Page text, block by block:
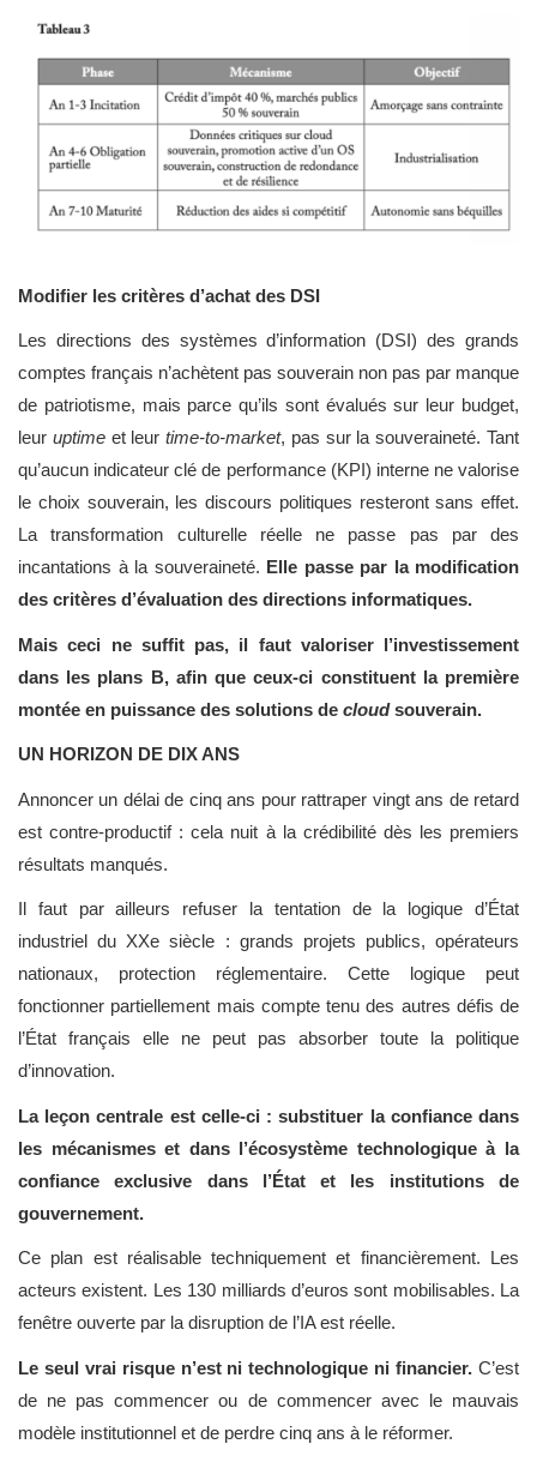
Modifier les critères d’achat des DSI
Les directions des systèmes d’information (DSI) des grands
comptes français n’achètent pas souverain non pas par manque
de patriotisme, mais parce qu’ils sont évalués sur leur budget,
leur uptime et leur time-to-market, pas sur la souveraineté. Tant
qu’aucun indicateur clé de performance (KPI) interne ne valorise
le choix souverain, les discours politiques resteront sans effet.
La transformation culturelle réelle ne passe pas par des
incantations à la souveraineté. Elle passe par la modification
des critères d’évaluation des directions informatiques.
Mais ceci ne suffit pas, il faut valoriser l’investissement
dans les plans B, afin que ceux-ci constituent la première
montée en puissance des solutions de cloud souverain.
UN HORIZON DE DIX ANS
Annoncer un délai de cinq ans pour rattraper vingt ans de retard
est contre-productif : cela nuit à la crédibilité dès les premiers
résultats manqués.
Il faut par ailleurs refuser la tentation de la logique d’État
industriel du XXe siècle : grands projets publics, opérateurs
nationaux, protection réglementaire. Cette logique peut
fonctionner partiellement mais compte tenu des autres défis de
l’État français elle ne peut pas absorber toute la politique
d’innovation.
La leçon centrale est celle-ci : substituer la confiance dans
les mécanismes et dans l’écosystème technologique à la
confiance exclusive dans l’État et les institutions de
gouvernement.
Ce plan est réalisable techniquement et financièrement. Les
acteurs existent. Les 130 milliards d’euros sont mobilisables. La
fenêtre ouverte par la disruption de l’IA est réelle.
Le seul vrai risque n’est ni technologique ni financier. C’est
de ne pas commencer ou de commencer avec le mauvais
modèle institutionnel et de perdre cinq ans à le réformer.